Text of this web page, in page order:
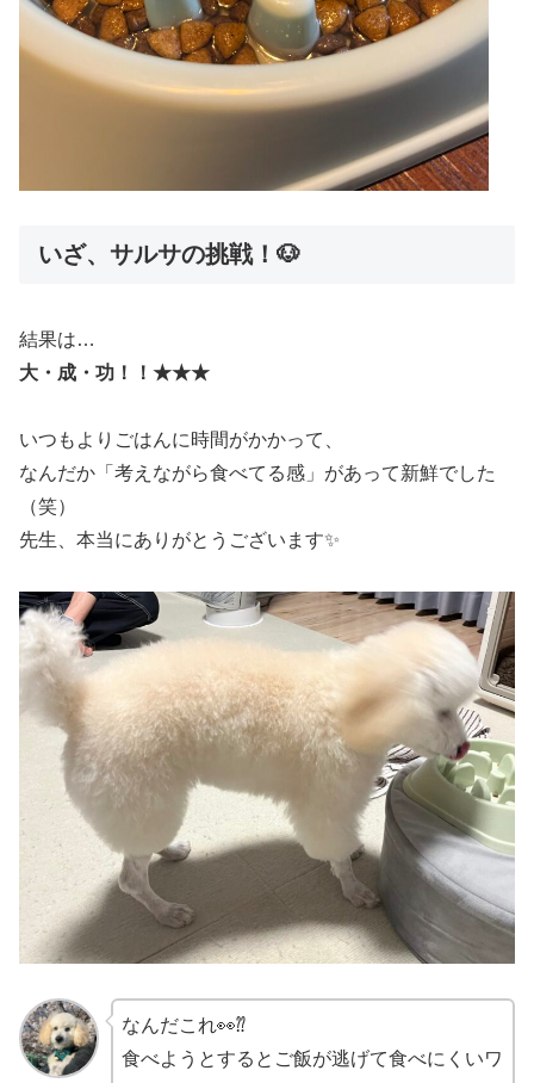
いざ、サルサの挑戦！🐶
結果は…
大・成・功！！★★★
いつもよりごはんに時間がかかって、
なんだか「考えながら食べてる感」があって新鮮でした
（笑）
先生、本当にありがとうございます✨
なんだこれ👀⁇
食べようとするとご飯が逃げて食べにくいワ